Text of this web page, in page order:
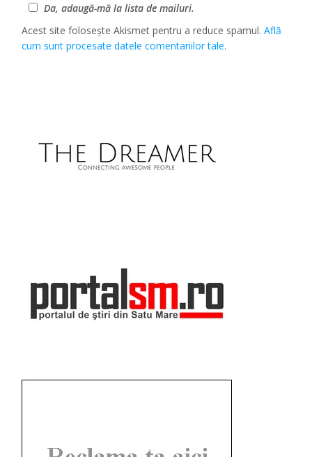
Da, adaugă-mă la lista de mailuri.
Acest site folosește Akismet pentru a reduce spamul.Află
cum sunt procesate datele comentariilor tale.